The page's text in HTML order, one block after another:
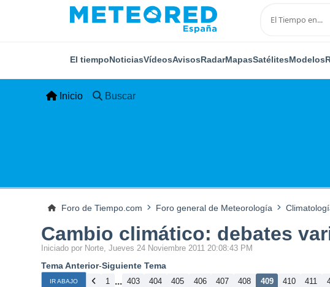
El tiempoNoticiasVídeosAvisosRadarMapasSatélitesModelos
Inicio Buscar
Foro de Tiempo.com Foro general de Meteorología
Cambio climático: debates
Iniciado por Norte, Jueves 24 Noviembre 2011 20:08:43 PM
Tema Anterior-Siguiente Tema
IR ABAJO 1 ... 403 404 405 406 407 408 409 410 411